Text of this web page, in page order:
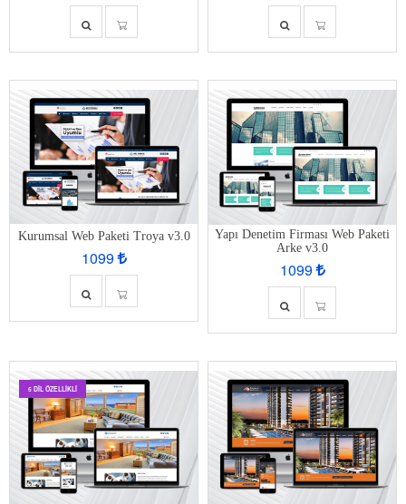
Kurumsal Web Paketi Troya v3.0
1099
Yapı Denetim Firması Web Paketi
Arke v3.0
1099
5 DIL ÖZELLIKLI